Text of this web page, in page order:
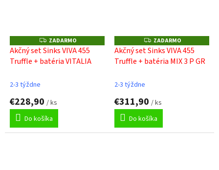
Z
A
D
A
ZADARMO
Akčný set Sinks VIVA 455
Truffle + batéria VITALIA
2-3 týždne
€228,90 / ks
Do košíka
Z
A
D
A
ZADARMO
Akčný set Sinks VIVA 455
Truffle + batéria MIX 3 P GR
2-3 týždne
€311,90 / ks
Do košíka